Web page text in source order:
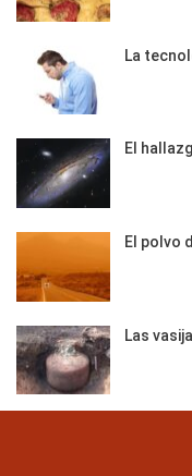
La
El
El polvo
Las